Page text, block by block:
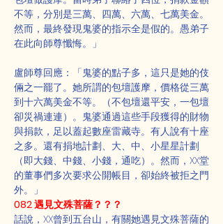
不等，分別是三萬、四萬、六萬、七萬美金。
然而，最終發現鬼婆的指示全是假的。愚弟子
在此向師尊懺悔。」
盧師尊回應：「鬼婆的點子多，這只是她的伎
倆之一罷了。她所謂的包壇護摩，價格從三萬
到十六萬美金不等。（不包壇還平安，一包壇
卻災禍連連）。鬼婆通過這些手段獲得的財物
與捐款，足以蓋起數座雷藏寺。有人說有十座
之多。還有捐地計劃、大、中、小星星計劃
（即大錢、中錢、小錢，通吃）。然而，XX堂
的董事們多次要求公開帳目，卻始終被拒之門
外。」
082 遇見文殊菩薩？？？
話說，XX曾到五台山，有關她遇見文殊菩薩的